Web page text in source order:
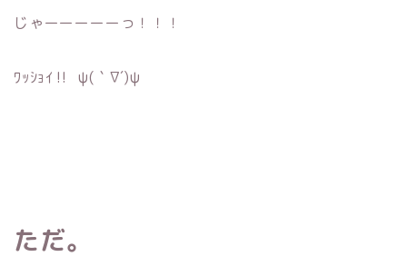
じゃーーーーーっ！！！
ﾜｯｼｮｲ‼︎ ψ(｀∇´)ψ
ただ。